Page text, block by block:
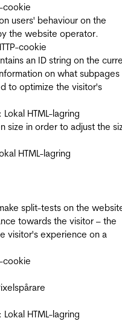
cookie
users' behaviour on the
the website operator.
cookie
an ID string on the
on what
to optimize the visitor's
: Lokal HTML-lagring
size in order to adjust the
HTML-lagring
split-tests on the
towards the visitor – the
visitor's experience on a
cookie
: Lokal HTML-lagring